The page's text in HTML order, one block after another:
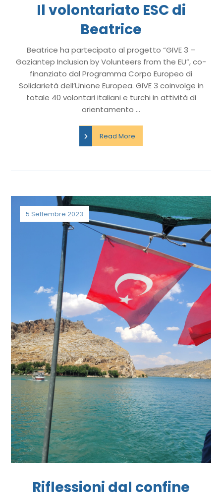
Il volontariato ESC di
Beatrice
Beatrice ha partecipato al progetto “GIVE 3 –
Gaziantep Inclusion by Volunteers from the EU”, co-
finanziato dal Programma Corpo Europeo di
Solidarietà dell’Unione Europea. GIVE 3 coinvolge in
totale 40 volontari italiani e turchi in attività di
orientamento ...
Read More
Riflessioni dal confine
5 Settembre 2023